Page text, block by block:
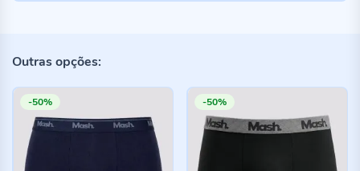
Outras opções:
-50% -50%